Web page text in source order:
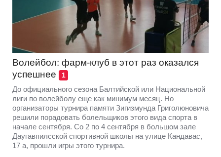
Волейбол: фарм-клуб в этот раз оказался
успешнее
1
До официального сезона Балтийской или Национальной
лиги по волейболу еще как минимум месяц. Но
организаторы турнира памяти Зигизмунда Григолюновича
решили порадовать болельщиков этого вида спорта в
начале сентября. Со 2 по 4 сентября в большом зале
Даугавпилсской спортивной школы на улице Кандавас,
17 а, прошли игры этого турнира.